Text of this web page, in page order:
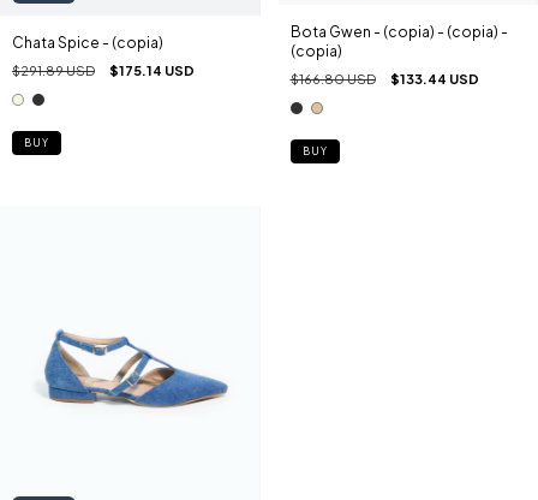
Chata Spice - (copia)
$291.89 USD $175.14 USD
BUY
Bota Gwen - (copia) - (copia) -
(copia)
$166.80 USD $133.44 USD
BUY